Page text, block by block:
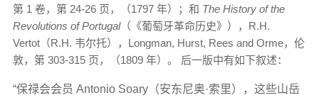
第 1 卷，第 24-26 页，（1797 年）；和 The History of the
Revolutions of Portugal（《葡萄牙革命历史》），R.H.
Vertot（R.H. 韦尔托），Longman, Hurst, Rees and Orme，伦
敦，第 303-315 页，（1809 年）。 后一版中有如下叙述：
“保禄会会员 Antonio Soary（安东尼奥·索里），这些山岳